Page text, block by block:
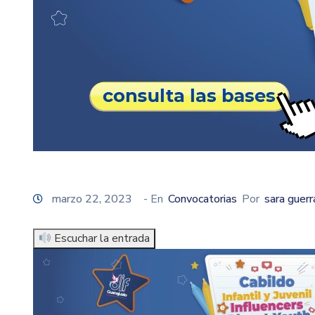
marzo 22, 2023 - En Convocatorias Por sara
Escuchar la entrada